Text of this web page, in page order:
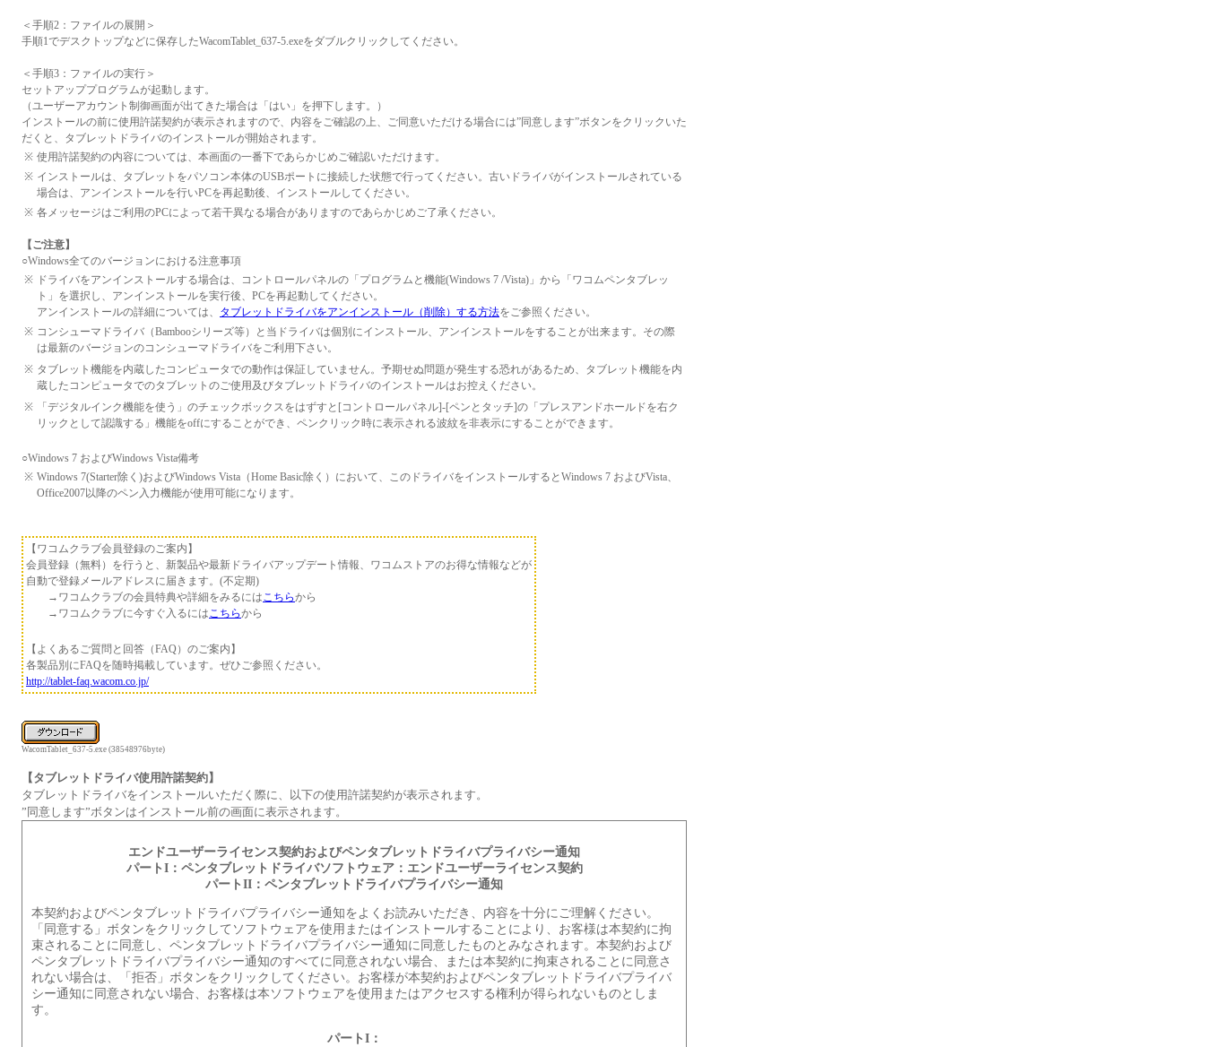
＜手順2：ファイルの展開＞
手順1でデスクトップなどに保存したWacomTablet_637-5.exeをダブルクリックしてください。
＜手順3：ファイルの実行＞
セットアッププログラムが起動します。
（ユーザーアカウント制御画面が出てきた場合は「はい」を押下します。）
インストールの前に使用許諾契約が表示されますので、内容をご確認の上、ご同意いただける場合には”同意します”ボタンをクリックいた
だくと、タブレットドライバのインストールが開始されます。
※ 使用許諾契約の内容については、本画面の一番下であらかじめご確認いただけます。
※ インストールは、タブレットをパソコン本体のUSBポートに接続した状態で行ってください。古いドライバがインストールされている
場合は、アンインストールを行いPCを再起動後、インストールしてください。
※ 各メッセージはご利用のPCによって若干異なる場合がありますのであらかじめご了承ください。
【ご注意】
○Windows全てのバージョンにおける注意事項
※ ドライバをアンインストールする場合は、コントロールパネルの「プログラムと機能(Windows 7 /Vista)」から「ワコムペンタブレッ
ト」を選択し、アンインストールを実行後、PCを再起動してください。
アンインストールの詳細については、 タブレットドライバをアンインストール（削除）する方法をご参照ください。
※ コンシューマドライバ（Bambooシリーズ等）と当ドライバは個別にインストール、アンインストールをすることが出来ます。その際
は最新のバージョンのコンシューマドライバをご利用下さい。
※ タブレット機能を内蔵したコンピュータでの動作は保証していません。予期せぬ問題が発生する恐れがあるため、タブレット機能を内
蔵したコンピュータでのタブレットのご使用及びタブレットドライバのインストールはお控えください。
※
「デジタルインク機能を使う」のチェックボックスをはずすと[コントロールパネル]-[ペンとタッチ]の「プレスアンドホールドを右ク
リックとして認識する」機能をoffにすることができ、ペンクリック時に表示される波紋を非表示にすることができます。
○Windows 7 およびWindows Vista備考
※ Windows 7(Starter除く)およびWindows Vista（Home Basic除く）において、このドライバをインストールするとWindows 7 およびVista、
Office2007以降のペン入力機能が使用可能になります。
【ワコムクラブ会員登録のご案内】
会員登録（無料）を行うと、新製品や最新ドライバアップデート情報、ワコムストアのお得な情報などが
自動で登録メールアドレスに届きます。(不定期)
→ワコムクラブの会員特典や詳細をみるにはこちらから
→ワコムクラブに今すぐ入るにはこちらから
【よくあるご質問と回答（FAQ）のご案内】
各製品別にFAQを随時掲載しています。ぜひご参照ください。
http://tablet-faq.wacom.co.jp/
WacomTablet_637-5.exe (38548976byte)
【タブレットドライバ使用許諾契約】
タブレットドライバをインストールいただく際に、以下の使用許諾契約が表示されます。
”同意します”ボタンはインストール前の画面に表示されます。
エンドユーザーライセンス契約およびペンタブレットドライバプライバシー通知
パートI：ペンタブレットドライバソフトウェア：エンドユーザーライセンス契約
パートII：ペンタブレットドライバプライバシー通知
本契約およびペンタブレットドライバプライバシー通知をよくお読みいただき、内容を十分にご理解ください。
「同意する」ボタンをクリックしてソフトウェアを使用またはインストールすることにより、お客様は本契約に拘
束されることに同意し、ペンタブレットドライバプライバシー通知に同意したものとみなされます。本契約および
ペンタブレットドライバプライバシー通知のすべてに同意されない場合、または本契約に拘束されることに同意さ
れない場合は、「拒否」ボタンをクリックしてください。お客様が本契約およびペンタブレットドライバプライバ
シー通知に同意されない場合、お客様は本ソフトウェアを使用またはアクセスする権利が得られないものとしま
す。
パートI：